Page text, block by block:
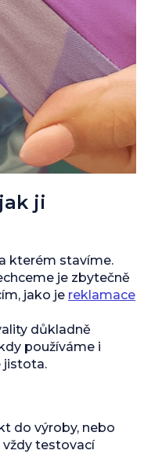
ji
kterém stavíme.
je zbytečně
jako je reklamace
důkladně
používáme i
jistota.
do výroby, nebo
vždy testovací